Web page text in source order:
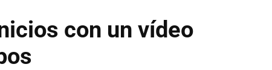
con un vídeo